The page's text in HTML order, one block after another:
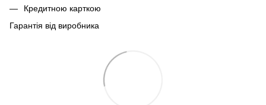
Кредитною карткою
Гарантія від виробника